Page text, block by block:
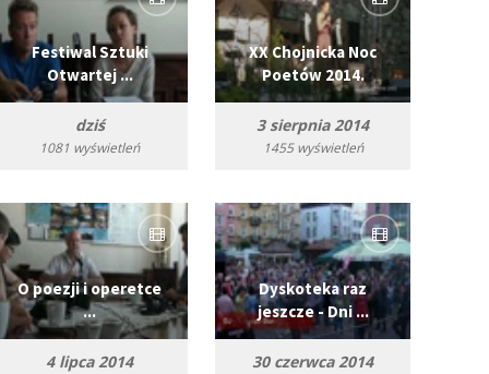
Festiwal Sztuki
Otwartej ...
dziś
1081 wyświetleń
XX Chojnicka Noc
Poetów 2014.
3 sierpnia 2014
1455 wyświetleń
O poezji i operetce
...
4 lipca 2014
Dyskoteka raz
jeszcze - Dni ...
30 czerwca 2014